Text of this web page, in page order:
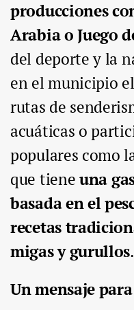
producciones
Arabia o Juego
del deporte y la
en el municipio
rutas de
acuáticas o
populares como
que tieneuna
basada en el
recetas
migas y gurullos.
Un mensaje